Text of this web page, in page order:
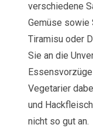
verschiedene
Gemüse sowie
Tiramisu oder
Sie an die
Vegetarier
und
nicht so gut an.